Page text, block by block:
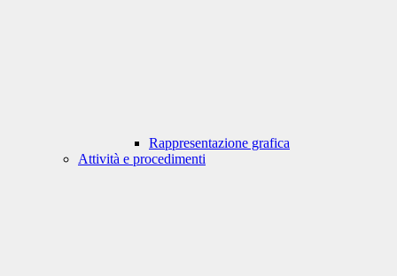
Rappresentazione grafica
Attività e procedimenti